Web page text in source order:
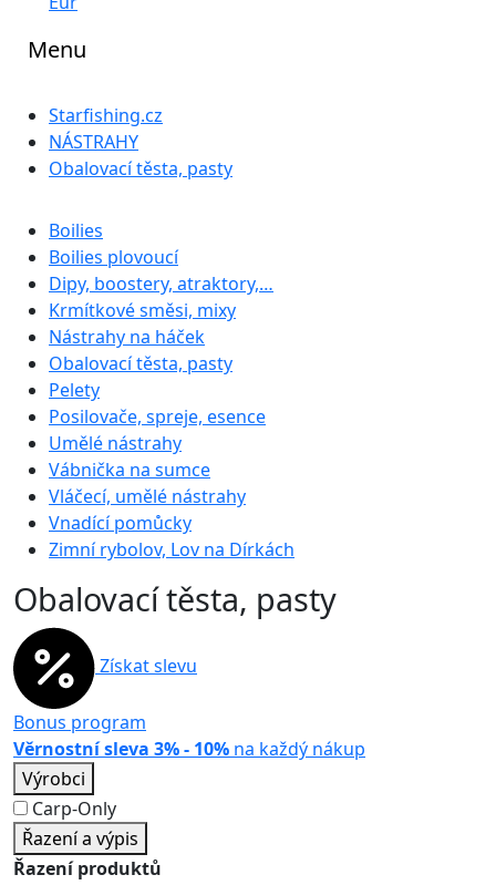
Menu
Starfishing.cz
NÁSTRAHY
Obalovací těsta, pasty
Boilies
Boilies plovoucí
Dipy, boostery, atraktory,…
Krmítkové směsi, mixy
Nástrahy na háček
Obalovací těsta, pasty
Pelety
Posilovače, spreje, esence
Umělé nástrahy
Vábnička na sumce
Vláčecí, umělé nástrahy
Vnadící pomůcky
Zimní rybolov, Lov na Dírkách
Obalovací těsta, pasty
Získat slevu
Bonus program
Věrnostní sleva 3% - 10% na každý nákup
Výrobci
Carp-Only
Řazení a výpis
Řazení produktů